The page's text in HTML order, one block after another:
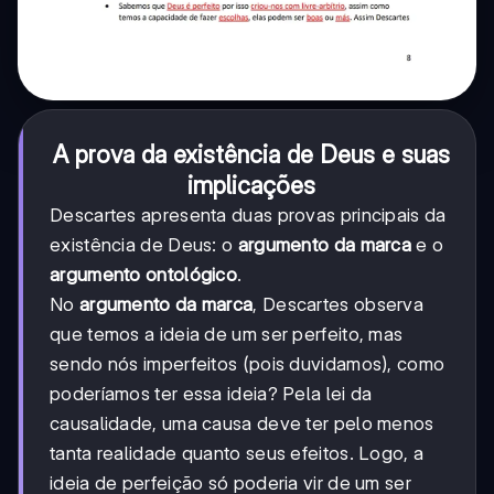
A prova da existência de Deus e suas
implicações
Descartes apresenta duas provas principais da
existência de Deus: o argumento da marca e o
argumento ontológico.
No argumento da marca, Descartes observa
que temos a ideia de um ser perfeito, mas
sendo nós imperfeitos (pois duvidamos), como
poderíamos ter essa ideia? Pela lei da
causalidade, uma causa deve ter pelo menos
tanta realidade quanto seus efeitos. Logo, a
ideia de perfeição só poderia vir de um ser